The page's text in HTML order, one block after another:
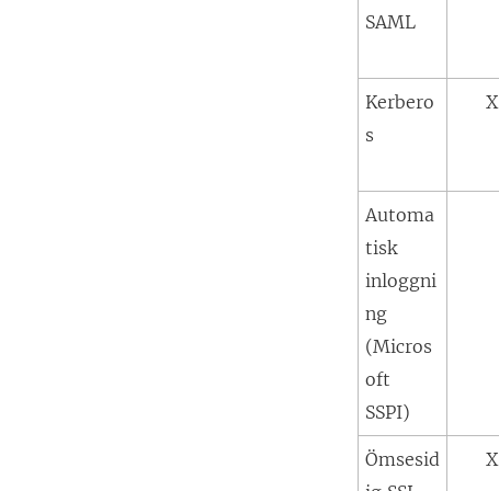
SAML
Kerbero
s
X
Automa
tisk
inloggni
ng
(Micros
oft
SSPI)
Ömsesid
X